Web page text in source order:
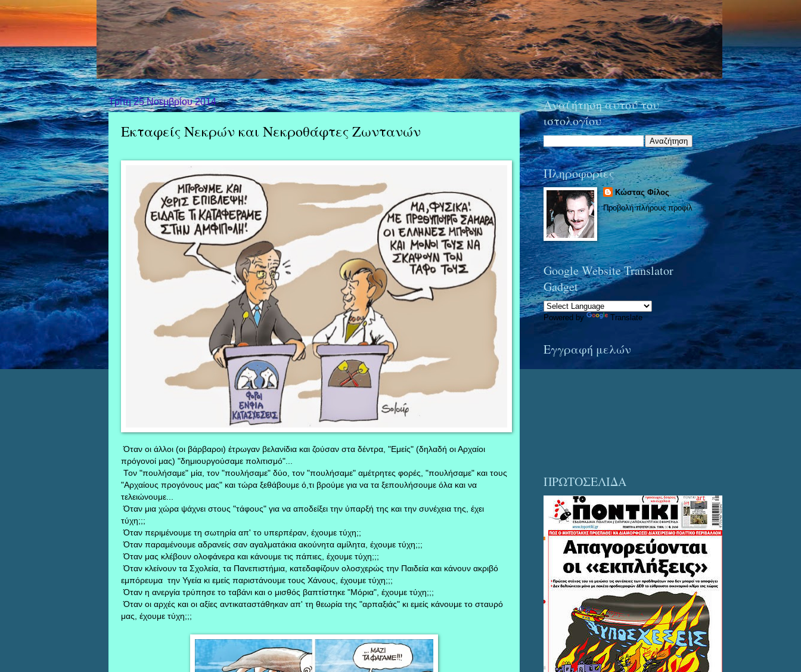
Τρίτη 25 Νοεμβρίου 2014
Εκταφείς Νεκρών και Νεκροθάφτες Ζωντανών
Όταν οι άλλοι (οι βάρβαροι) έτρωγαν βελανίδια και ζούσαν στα δέντρα, "Εμείς" (δηλαδή οι Αρχαίοι
πρόγονοί μας) "δημιουργούσαμε πολιτισμό"...
Τον "πουλήσαμε" μία, τον "πουλήσαμε" δύο, τον "πουλήσαμε" αμέτρητες φορές, "πουλήσαμε" και τους
"Αρχαίους προγόνους μας" και τώρα ξεθάβουμε ό,τι βρούμε για να τα ξεπουλήσουμε όλα και να
τελειώνουμε...
Όταν μια χώρα ψάχνει στους "τάφους" για να αποδείξει την ύπαρξή της και την συνέχεια της, έχει
τύχη;;;
Όταν περιμένουμε τη σωτηρία απ' το υπερπέραν, έχουμε τύχη;;
Όταν παραμένουμε αδρανείς σαν αγαλματάκια ακούνητα αμίλητα, έχουμε τύχη;;;
Όταν μας κλέβουν ολοφάνερα και κάνουμε τις πάπιες, έχουμε τύχη;;;
Όταν κλείνουν τα Σχολεία, τα Πανεπιστήμια, κατεδαφίζουν ολοσχερώς την Παιδεία και κάνουν ακριβό
εμπόρευμα την Υγεία κι εμείς παριστάνουμε τους Χάνους, έχουμε τύχη;;;
Όταν η ανεργία τρύπησε το ταβάνι και ο μισθός βαπτίστηκε "Μόρια", έχουμε τύχη;;;
Όταν οι αρχές και οι αξίες αντικαταστάθηκαν απ' τη θεωρία της "αρπαξιάς" κι εμείς κάνουμε το σταυρό
μας, έχουμε τύχη;;;
Αναζήτηση αυτού του
ιστολογίου
Πληροφορίες
Κώστας Φίλος
Προβολή πλήρους προφίλ
Google Website Translator
Gadget
Powered by Translate
Εγγραφή μελών
ΠΡΩΤΟΣΕΛΙΔΑ